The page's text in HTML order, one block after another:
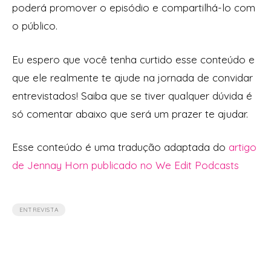
poderá promover o episódio e compartilhá-lo com
o público.
Eu espero que você tenha curtido esse conteúdo e
que ele realmente te ajude na jornada de convidar
entrevistados! Saiba que se tiver qualquer dúvida é
só comentar abaixo que será um prazer te ajudar.
Esse conteúdo é uma tradução adaptada do artigo
de Jennay Horn publicado no We Edit Podcasts
ENTREVISTA